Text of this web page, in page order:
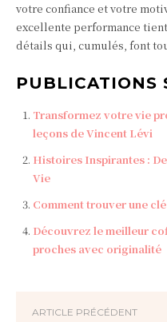
votre confiance et votre
excellente performance
détails qui, cumulés, font
PUBLICATIONS
Transformez votre vie
leçons de Vincent Lévi
Histoires Inspirantes :
Vie
Comment trouver une
Découvrez le meilleur
proches avec originalité
ARTICLE PRÉCÉDENT